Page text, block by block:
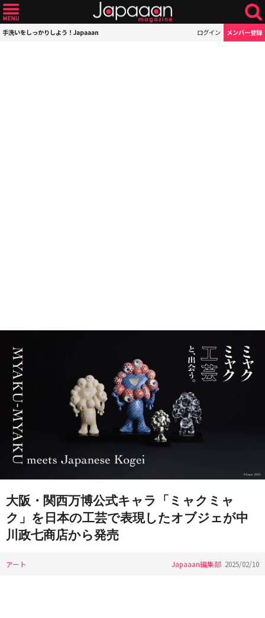
手洗いをしっかりしよう！Japaaan ログイン メンバー登録
大阪・関西万博公式キャラ「ミャクミャ
ク」を日本の工芸で表現したオブジェが中
川政七商店から発売
アート Japaaan編集部 2025/02/10